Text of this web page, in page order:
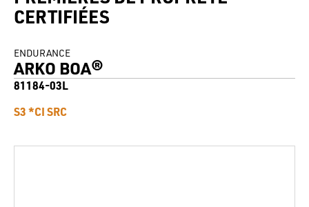
CERTIFIÉES
ENDURANCE
ARKO BOA®
81184-03L
S3 *CI SRC